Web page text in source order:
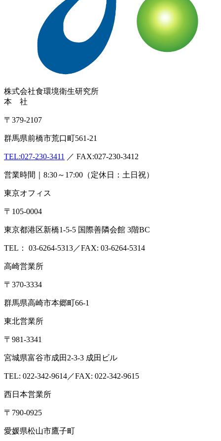
株式会社食環境衛生研究所
本 社
〒379-2107
群馬県前橋市荒口町561-21
TEL:027-230-3411 ／ FAX:027-230-3412
営業時間｜8:30～17:00（定休日：土日祝）
東京オフィス
〒105-0004
東京都港区新橋1-5-5 国際善隣会館 3階BC
TEL： 03-6264-5313／FAX: 03-6264-5314
高崎営業所
〒370-3334
群馬県高崎市本郷町66-1
東北営業所
〒981-3341
宮城県富谷市成田2-3-3 成田ビル
TEL: 022-342-9614／FAX: 022-342-9615
西日本営業所
〒790-0925
愛媛県松山市鷹子町